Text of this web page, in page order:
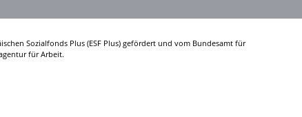
Sozialfonds Plus (ESF Plus) gefördert und vom Bundesamt für
für Arbeit.